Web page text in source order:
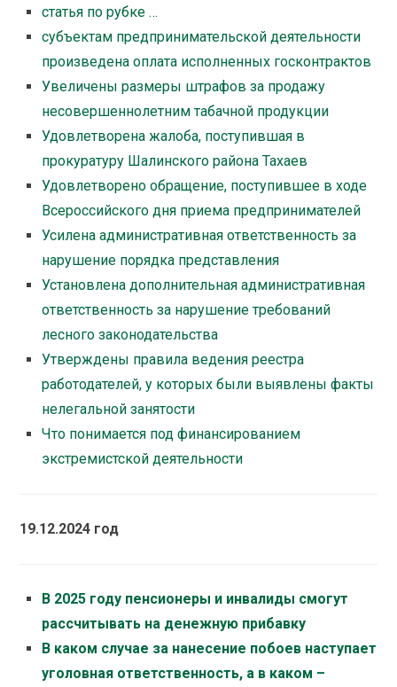
статья по рубке …
субъектам предпринимательской деятельности
произведена оплата исполненных госконтрактов
Увеличены размеры штрафов за продажу
несовершеннолетним табачной продукции
Удовлетворена жалоба, поступившая в
прокуратуру Шалинского района Тахаев
Удовлетворено обращение, поступившее в ходе
Всероссийского дня приема предпринимателей
Усилена административная ответственность за
нарушение порядка представления
Установлена дополнительная административная
ответственность за нарушение требований
лесного законодательства
Утверждены правила ведения реестра
работодателей, у которых были выявлены факты
нелегальной занятости
Что понимается под финансированием
экстремистской деятельности
19.12.2024 год
В 2025 году пенсионеры и инвалиды смогут
рассчитывать на денежную прибавку
В каком случае за нанесение побоев наступает
уголовная ответственность, а в каком –